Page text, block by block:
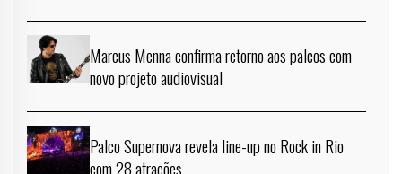
Marcus Menna confirma retorno aos palcos com
novo projeto audiovisual
Palco Supernova revela line-up no Rock in Rio
com 28 atrações